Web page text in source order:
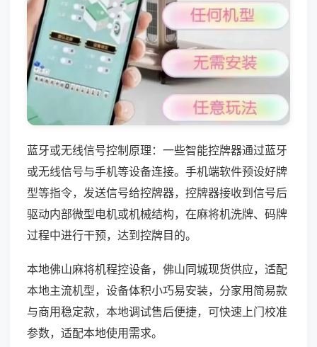
蓝牙或无线信号控制原理：一些智能控牌器通过蓝牙
或无线信号与手机等设备连接。手机端软件预设好牌
型等指令，发送信号给控牌器，控牌器接收到信号后
驱动内部微型电机或机械结构，在麻将机洗牌、码牌
过程中进行干预，达到控牌目的。
本地佛山麻将机程控设备，佛山同城现货供应，适配
本地主流机型，设备体积小巧易安装，分家用简易款
与商用稳定款，本地调试售后便捷，可快速上门校准
参数，适配本地使用需求。